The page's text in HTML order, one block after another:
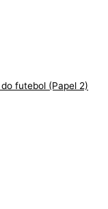
futebol (Papel 2)